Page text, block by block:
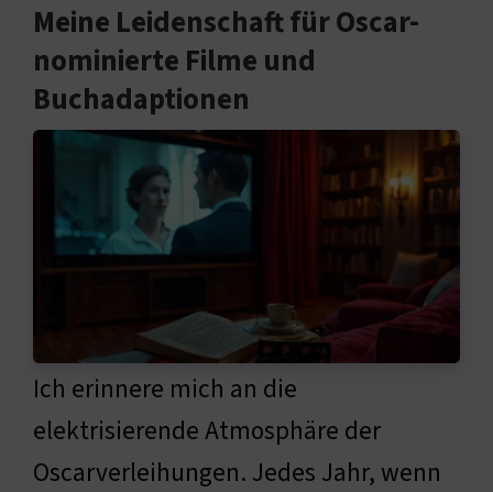
Meine Leidenschaft für Oscar-
nominierte Filme und
Buchadaptionen
Ich erinnere mich an die
elektrisierende Atmosphäre der
Oscarverleihungen. Jedes Jahr, wenn